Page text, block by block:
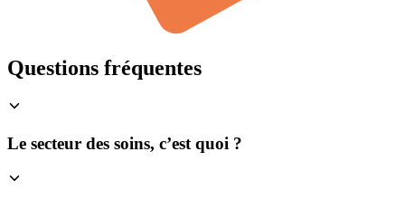
Questions fréquentes
Le secteur des soins, c’est quoi ?